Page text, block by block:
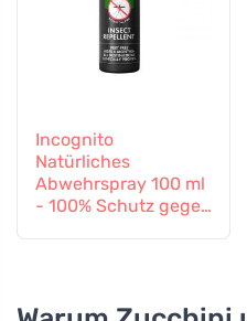
Incognito
Natürliches
Abwehrspray 100 ml
- 100% Schutz gegen